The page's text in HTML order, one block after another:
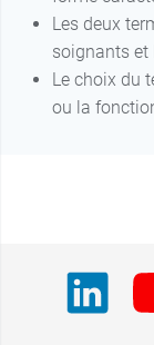
Les deux
soignants et
Le choix du
ou la